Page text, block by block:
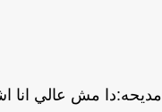
مش عالي انا